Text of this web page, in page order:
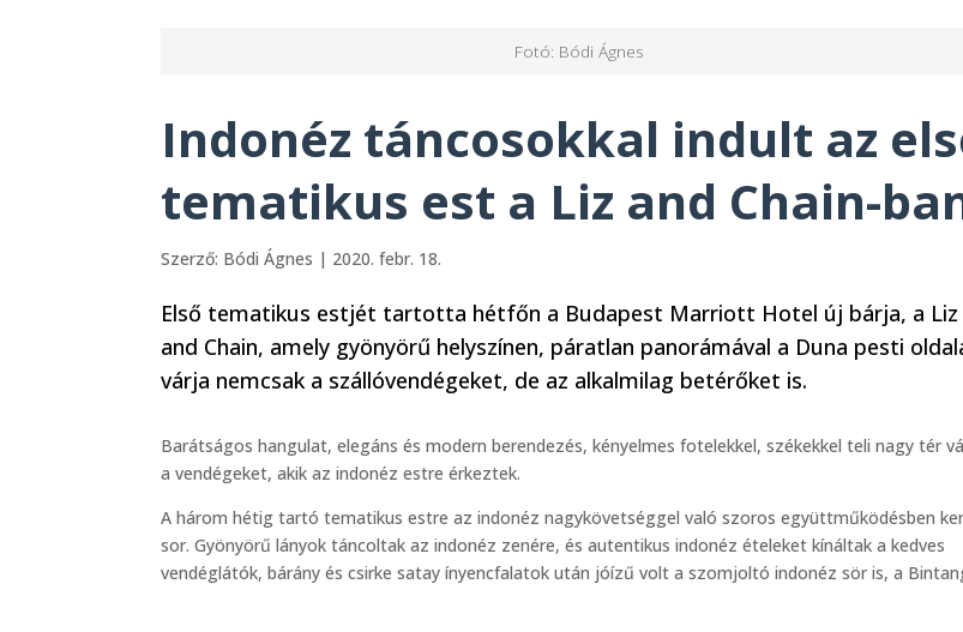
Fotó: Bódi Ágnes
Indonéz táncosokkal indult az
tematikus est a Liz and Chain-
Szerző: Bódi Ágnes | 2020. febr. 18.
Első tematikus estjét tartotta hétfőn a Budapest Marriott Hotel új bárja, a Liz
and Chain, amely gyönyörű helyszínen, páratlan panorámával a Duna pesti
várja nemcsak a szállóvendégeket, de az alkalmilag betérőket is.
Barátságos hangulat, elegáns és modern berendezés, kényelmes fotelekkel, székekkel teli nagy tér
a vendégeket, akik az indonéz estre érkeztek.
A három hétig tartó tematikus estre az indonéz nagykövetséggel való szoros együttműködésben
sor. Gyönyörű lányok táncoltak az indonéz zenére, és autentikus indonéz ételeket kínáltak a kedves
vendéglátók, bárány és csirke satay ínyencfalatok után jóízű volt a szomjoltó indonéz sör is, a